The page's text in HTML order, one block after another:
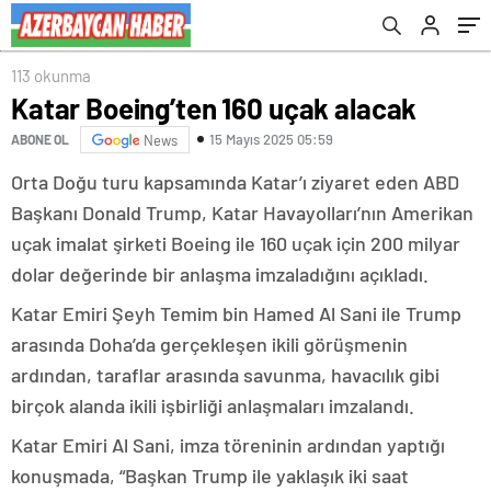
113 okunma
Katar Boeing’ten 160 uçak alacak
ABONE OL News 15 Mayıs 2025 05:59
Orta Doğu turu kapsamında Katar’ı ziyaret eden ABD
Başkanı Donald Trump, Katar Havayolları’nın Amerikan
uçak imalat şirketi Boeing ile 160 uçak için 200 milyar
dolar değerinde bir anlaşma imzaladığını açıkladı.
Katar Emiri Şeyh Temim bin Hamed Al Sani ile Trump
arasında Doha’da gerçekleşen ikili görüşmenin
ardından, taraflar arasında savunma, havacılık gibi
birçok alanda ikili işbirliği anlaşmaları imzalandı.
Katar Emiri Al Sani, imza töreninin ardından yaptığı
konuşmada, “Başkan Trump ile yaklaşık iki saat